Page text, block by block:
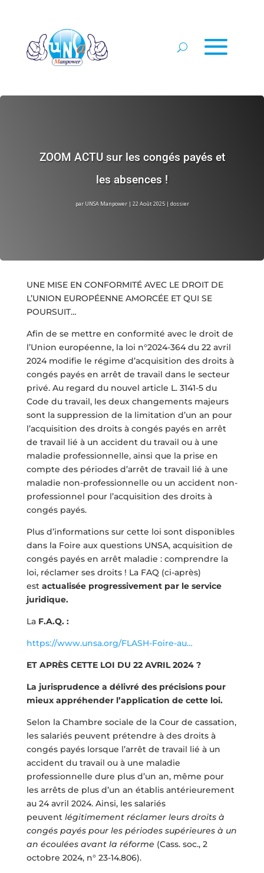
ZOOM ACTU sur les congés payés et
les absences !
par UNSA Manpower| 22 Août 2025| dossier
UNE MISE EN CONFORMITÉ AVEC LE DROIT DE
L’UNION EUROPÉENNE AMORCÉE ET QUI SE
POURSUIT…
Afin de se mettre en conformité avec le droit de
l’Union européenne, la loi n°2024-364 du 22 avril
2024 modifie le régime d’acquisition des droits à
congés payés en arrêt de travail dans le secteur
privé. Au regard du nouvel article L. 3141-5 du
Code du travail, les deux changements majeurs
sont la suppression de la limitation d’un an pour
l’acquisition des droits à congés payés en arrêt
de travail lié à un accident du travail ou à une
maladie professionnelle, ainsi que la prise en
compte des périodes d’arrêt de travail lié à une
maladie non-professionnelle ou un accident non-
professionnel pour l’acquisition des droits à
congés payés.
Plus d’informations sur cette loi sont disponibles
dans la Foire aux questions UNSA, acquisition de
congés payés en arrêt maladie : comprendre la
loi, réclamer ses droits ! La FAQ (ci-après)
est actualisée progressivement par le service
juridique.
LaF.A.Q. :
https://www.unsa.org/FLASH-Foire-au…
ET APRÈS CETTE LOI DU 22 AVRIL 2024 ?
La jurisprudence a délivré des précisions pour
mieux appréhender l’application de cette loi.
Selon la Chambre sociale de la Cour de cassation,
les salariés peuvent prétendre à des droits à
congés payés lorsque l’arrêt de travail lié à un
accident du travail ou à une maladie
professionnelle dure plus d’un an, même pour
les arrêts de plus d’un an établis antérieurement
au 24 avril 2024. Ainsi, les salariés
peuventlégitimement réclamer leurs droits à
congés payés pour les périodes supérieures à un
an écoulées avant la réforme (Cass. soc., 2
octobre 2024, n° 23-14.806).